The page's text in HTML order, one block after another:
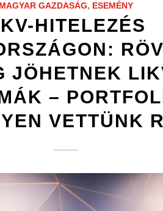
MAGYAR GAZDASÁG, ESEMÉNY
HITELEZÉS
JÖHETNEK
–
VETTÜNK